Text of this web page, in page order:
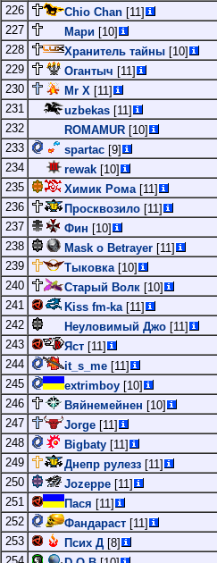
226
Chio Chan [11]
227
Мари [10]
228
Хранитель тайны [10]
229
Огантыч [11]
230
Mr X [11]
231
uzbekas [11]
232
ROMAMUR [10]
233
spartac [9]
234
rewak [10]
235
Химик Рома[11]
236
Просквозило [11]
237
Фин [10]
238
Mask o Betrayer [11]
239
Тыковка[10]
240
Старый Волк [10]
241
Kiss fm-ka[11]
242
Неуловимый Джо [11]
243
Яст [11]
244
it_s_me [11]
245
extrimboy [10]
246
Вяйнемейнен [10]
247
Jorge [11]
248
Bigbaty [11]
249
Днепр рулезз [11]
250
Jozeppe [11]
251
Пася [11]
252
Фандараст [11]
253
Псих Д [8]